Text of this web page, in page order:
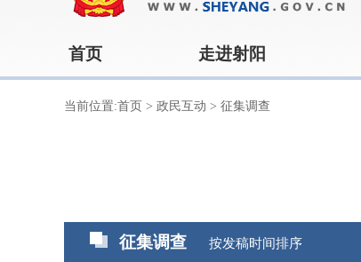
首页 走进射阳
当前位置:首页 > 政民互动 > 征集调查
征集调查 按发稿时间排序